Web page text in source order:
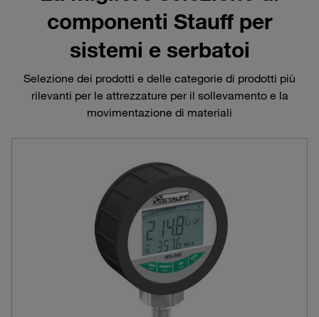
componenti Stauff per
sistemi e serbatoi
Selezione dei prodotti e delle categorie di prodotti più
rilevanti per le attrezzature per il sollevamento e la
movimentazione di materiali